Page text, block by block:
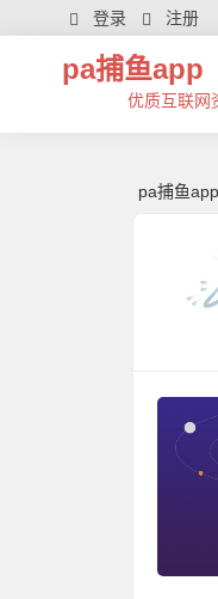
健康 | 芊芊精典-pa捕鱼app
登录 注册
pa捕鱼app
优质互联网
pa捕鱼app